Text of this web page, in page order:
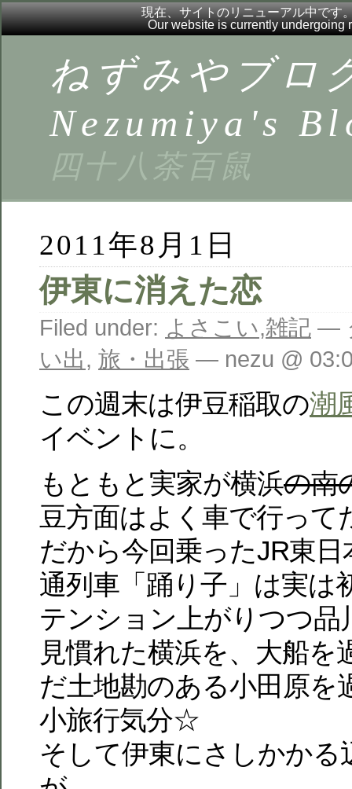
現在、サイトのリニューアル中です
Our website is currently undergoing
ねずみやブロ
Nezumiya's
四十八茶百鼠
2011年8月1日
伊東に消えた恋
Filed under: よさこい,雑記 —
い出, 旅・出張 — nezu @
この週末は伊豆稲取の潮
イベントに。
もともと実家が横浜の南
豆方面はよく車で行って
だから今回乗ったJR東
通列車「踊り子」は実は
テンション上がりつつ品
見慣れた横浜を、大船を
だ土地勘のある小田原を
小旅行気分☆
そして伊東にさしかかる